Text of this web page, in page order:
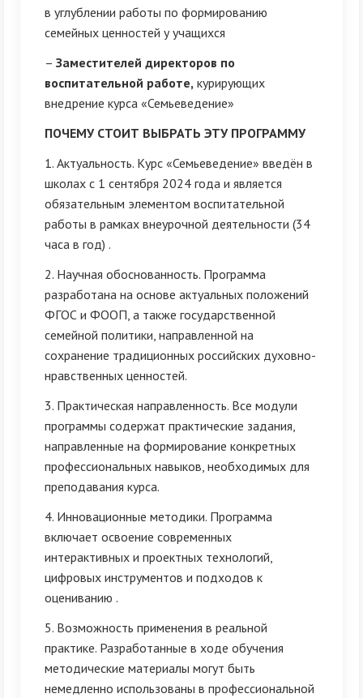
в углублении работы по формированию
семейных ценностей у учащихся
– Заместителей директоров по
воспитательной работе, курирующих
внедрение курса «Семьеведение»
ПОЧЕМУ СТОИТ ВЫБРАТЬ ЭТУ ПРОГРАММУ
1. Актуальность. Курс «Семьеведение» введён в
школах с 1 сентября 2024 года и является
обязательным элементом воспитательной
работы в рамках внеурочной деятельности (34
часа в год) .
2. Научная обоснованность. Программа
разработана на основе актуальных положений
ФГОС и ФООП, а также государственной
семейной политики, направленной на
сохранение традиционных российских духовно-
нравственных ценностей.
3. Практическая направленность. Все модули
программы содержат практические задания,
направленные на формирование конкретных
профессиональных навыков, необходимых для
преподавания курса.
4. Инновационные методики. Программа
включает освоение современных
интерактивных и проектных технологий,
цифровых инструментов и подходов к
оцениванию .
5. Возможность применения в реальной
практике. Разработанные в ходе обучения
методические материалы могут быть
немедленно использованы в профессиональной